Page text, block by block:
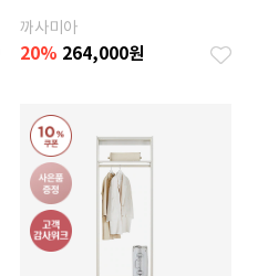
까사미아
20% 264,000원